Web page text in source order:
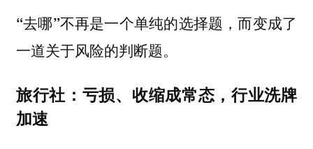
“去哪”不再是一个单纯的选择题，而变成了
一道关于风险的判断题。
旅行社：亏损、收缩成常态，行业洗牌
加速